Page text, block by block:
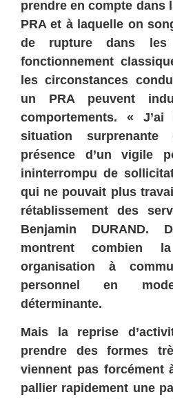
prendre en compte dans
PRA et à laquelle on
de rupture dans
fonctionnement
les circonstances
un PRA peuvent
comportements. «
situation
présence d’un vigile
ininterrompu de
qui ne pouvait plus
rétablissement des
Benjamin DURAND.
montrent combien
organisation à
personnel en
déterminante.
Mais la reprise
prendre des formes
viennent pas forcément
pallier rapidement une